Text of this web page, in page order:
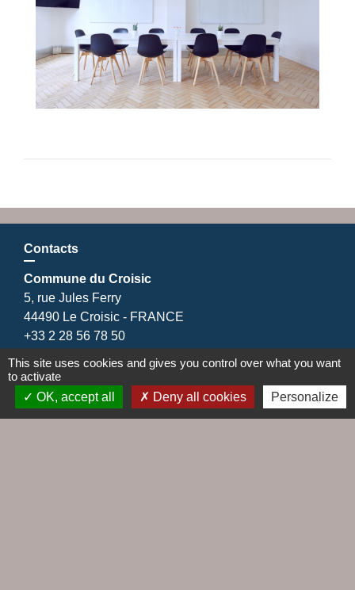
Contacts
Commune du Croisic
5, rue Jules Ferry
44490 Le Croisic - FRANCE
+33 2 28 56 78 50
Contact par formulaire
This site uses cookies and gives you control over what you want
to activate
OK, accept all
Deny all cookies Personalize